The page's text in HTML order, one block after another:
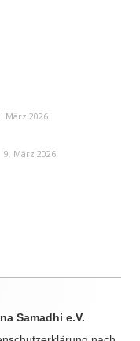
März 2026
9. März 2026
Samadhi e.V.